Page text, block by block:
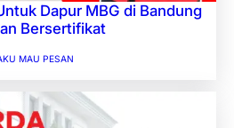
Dapur MBG di Bandung
Bersertifikat
MAU PESAN